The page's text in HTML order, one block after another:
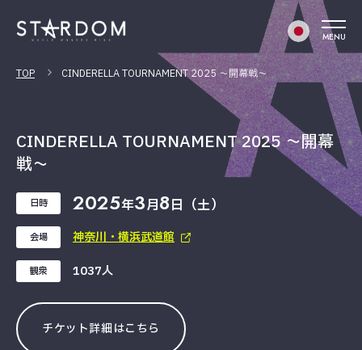
MENU
TOP CINDERELLA TOURNAMENT 2025 〜開幕戦〜
CINDERELLA TOURNAMENT 2025 〜開幕
戦〜
日時 2025年3月8日（土）
会場 神奈川・横浜武道館
観衆 1037人
チケット詳細はこちら